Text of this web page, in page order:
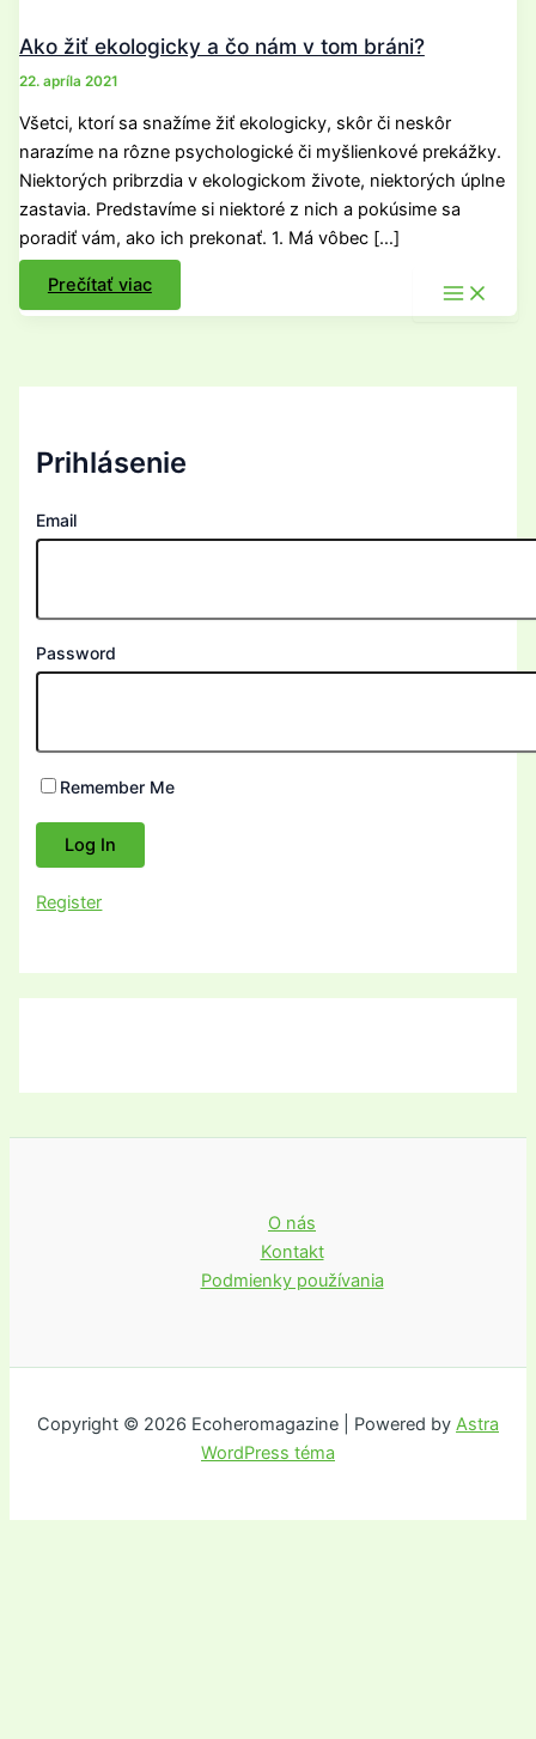
Ako žiť ekologicky a čo nám v tom bráni?
22. apríla 2021
Všetci, ktorí sa snažíme žiť ekologicky, skôr či neskôr
narazíme na rôzne psychologické či myšlienkové prekážky.
Niektorých pribrzdia v ekologickom živote, niektorých úplne
zastavia. Predstavíme si niektoré z nich a pokúsime sa
poradiť vám, ako ich prekonať. 1. Má vôbec […]
Ako
žiť
ekologicky
Prečítať viac
Prihlásenie
Email
Password
Remember Me
Register
O nás
Kontakt
Podmienky používania
Copyright © 2026 Ecoheromagazine | Powered by Astra
WordPress téma